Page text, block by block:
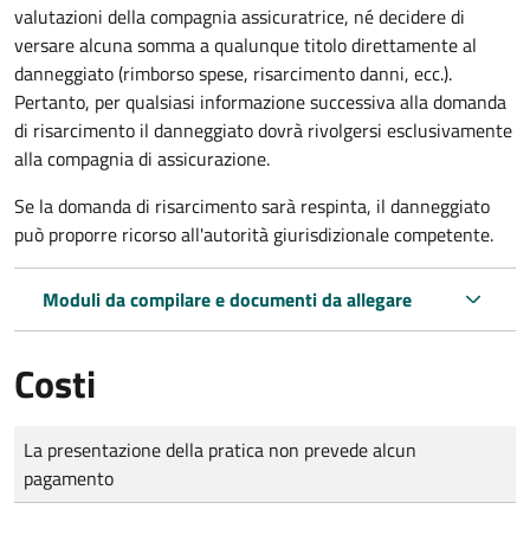
valutazioni della compagnia assicuratrice, né decidere di
versare alcuna somma a qualunque titolo direttamente al
danneggiato (rimborso spese, risarcimento danni, ecc.).
Pertanto, per qualsiasi informazione successiva alla domanda
di risarcimento il danneggiato dovrà rivolgersi esclusivamente
alla compagnia di assicurazione.
Se la domanda di risarcimento sarà respinta, il danneggiato
può proporre ricorso all'autorità giurisdizionale competente.
Moduli da compilare e documenti da allegare
Costi
Tipo di pagamento
Importo
La presentazione della pratica non prevede alcun
pagamento